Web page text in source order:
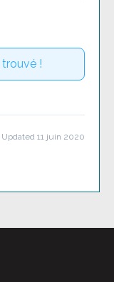
!
Updated 11 juin 2020